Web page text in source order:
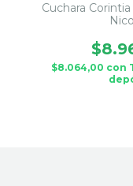
Cuchara
$8.064,00 con